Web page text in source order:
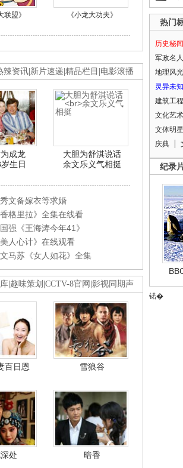
联盟》 《小龙大功夫》
辣资讯 新片速递 精品栏目 电影滚播
成龙
生日
大胆为舒淇说话
余文乐义气相挺
秀文备嫁衣等求婚
香格里拉》全集在线看
强《王海涛今年41》
美人心计》在线观看
文马苏《女人如花》全集
趣味策划 CCTV-8官网 影视同期声
百日恩 雪狼谷
处 暗香
热门
历史秘闻
军政名人
地理风光
灵异未知
建筑工程
文化艺术
文体明星
庆典
纪录
锘�